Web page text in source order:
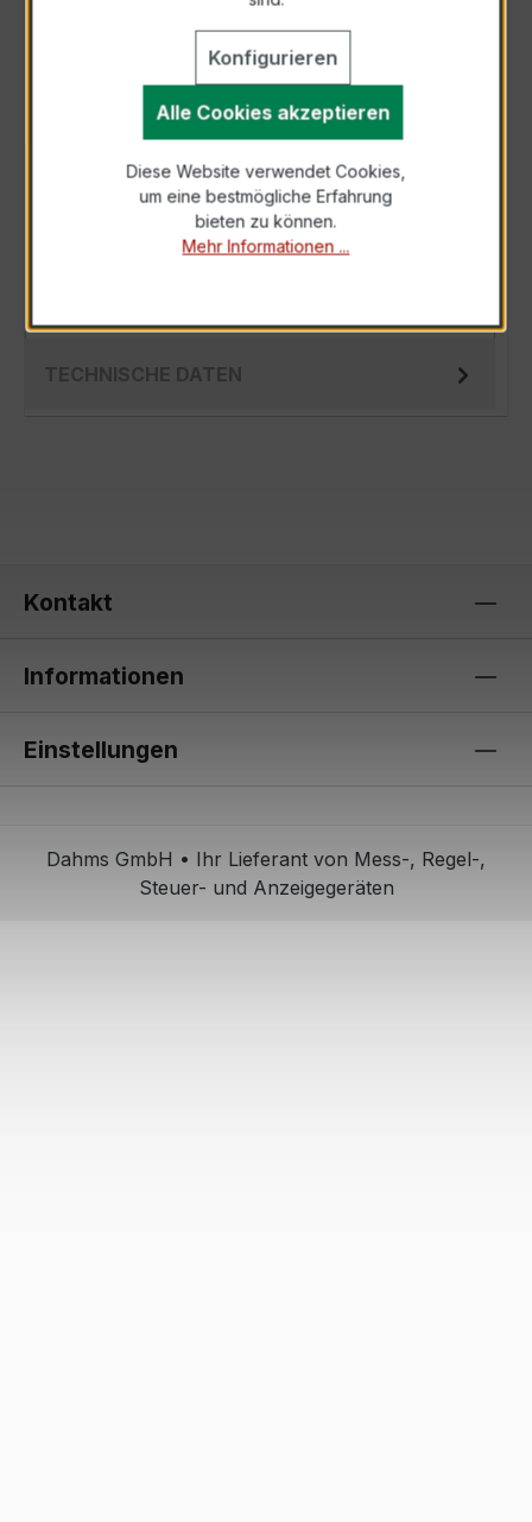
Als PDF exportieren
BESCHREIBUNG
Der Hochfrequenz Kabelumbau-Stromwandler
XKBR 32 400/1A 5VA Kl.1FS5 ist ein
TECHNISCHE DATEN
Kontakt
Informationen
Einstellungen
Dahms GmbH • Ihr Lieferant von Mess-, Regel-,
Steuer- und Anzeigegeräten
Konfigurieren
Alle Cookies akzeptieren
Diese Website verwendet Cookies,
um eine bestmögliche Erfahrung
bieten zu können.
Mehr Informationen ...